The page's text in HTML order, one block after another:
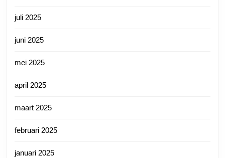
juli 2025
juni 2025
mei 2025
april 2025
maart 2025
februari 2025
januari 2025